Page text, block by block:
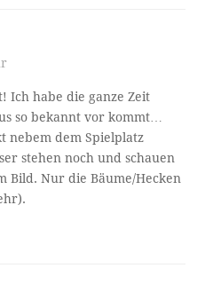
Ich habe die ganze Zeit
so bekannt vor kommt…
nebem dem Spielplatz
stehen noch und schauen
Bild. Nur die Bäume/Hecken